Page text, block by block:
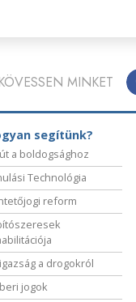
KÖVESSEN MINKET
segítünk?
a boldogsághoz
Technológia
reform
a drogokról
jogok